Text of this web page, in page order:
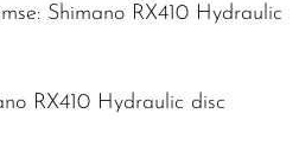
Shimano RX410 Hydraulic
RX410 Hydraulic disc